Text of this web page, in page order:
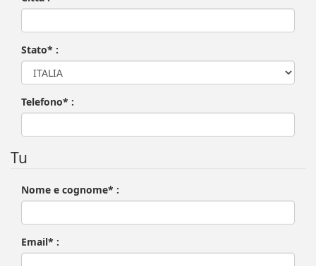
Stato* :
Telefono* :
Tu
Nome e cognome* :
Email* :